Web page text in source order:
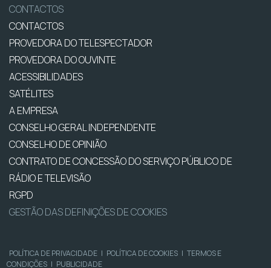
CONTACTOS
CONTACTOS
PROVEDORA DO TELESPECTADOR
PROVEDORA DO OUVINTE
ACESSIBILIDADES
SATÉLITES
A EMPRESA
CONSELHO GERAL INDEPENDENTE
CONSELHO DE OPINIÃO
CONTRATO DE CONCESSÃO DO SERVIÇO PÚBLICO DE
RÁDIO E TELEVISÃO
RGPD
GESTÃO DAS DEFINIÇÕES DE COOKIES
POLÍTICA DE PRIVACIDADE | POLÍTICA DE COOKIES | TERMOS E
CONDIÇÕES | PUBLICIDADE